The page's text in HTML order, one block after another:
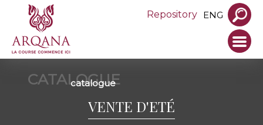
Repository ENG
CATALOGUE
catalogue
VENTE D'ETÉ